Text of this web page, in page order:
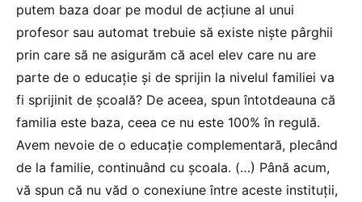
putem baza doar pe modul de acțiune al unui
profesor sau automat trebuie să existe niște pârghii
prin care să ne asigurăm că acel elev care nu are
parte de o educație și de sprijin la nivelul familiei va
fi sprijinit de școală? De aceea, spun întotdeauna că
familia este baza, ceea ce nu este 100% în regulă.
Avem nevoie de o educație complementară, plecând
de la familie, continuând cu școala. (…) Până acum,
vă spun că nu văd o conexiune între aceste instituții,